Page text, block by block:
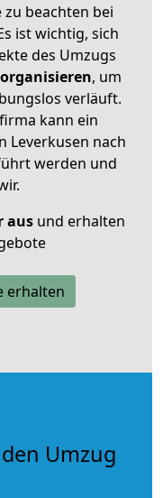
zu beachten bei
ist wichtig, sich
des Umzugs
organisieren, um
verläuft.
kann ein
Leverkusen nach
werden und
ausund erhalten
erhalten
Umzug